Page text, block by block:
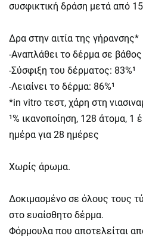
συσφικτική δράση μετά από
Δρα στην αιτία της γήρανσης*
-Αναπλάθει το δέρμα σε βάθος
-Σύσφιξη του δέρματος: 83%¹
-Λειαίνει το δέρμα: 86%¹
*in vitro τεστ, χάρη στη
¹% ικανοποίηση, 128 άτομα,
ημέρα για 28 ημέρες
Χωρίς άρωμα.
Δοκιμασμένο σε όλους τους
στο ευαίσθητο δέρμα.
Φόρμουλα που αποτελείται